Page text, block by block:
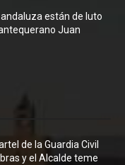
están de luto
Juan
de la Guardia Civil
y el Alcalde teme